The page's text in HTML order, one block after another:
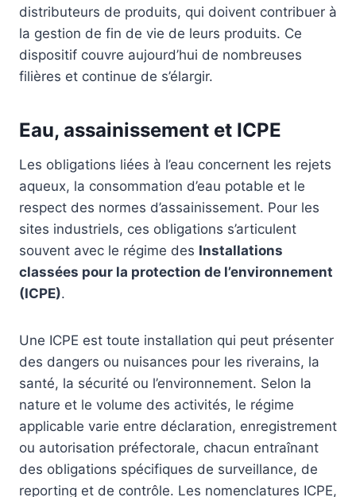
distributeurs de produits, qui doivent contribuer à
la gestion de fin de vie de leurs produits. Ce
dispositif couvre aujourd’hui de nombreuses
filières et continue de s’élargir.
Eau, assainissement et ICPE
Les obligations liées à l’eau concernent les rejets
aqueux, la consommation d’eau potable et le
respect des normes d’assainissement. Pour les
sites industriels, ces obligations s’articulent
souvent avec le régime des Installations
classées pour la protection de l’environnement
(ICPE).
Une ICPE est toute installation qui peut présenter
des dangers ou nuisances pour les riverains, la
santé, la sécurité ou l’environnement. Selon la
nature et le volume des activités, le régime
applicable varie entre déclaration, enregistrement
ou autorisation préfectorale, chacun entraînant
des obligations spécifiques de surveillance, de
reporting et de contrôle. Les nomenclatures ICPE,